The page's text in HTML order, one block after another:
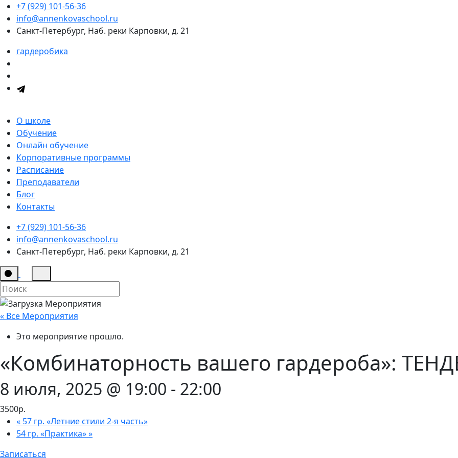
+7 (929) 101-56-36
info@annenkovaschool.ru
Санкт-Петербург, Наб. реки Карповки, д. 21
гардеробика
О школе
Обучение
Онлайн обучение
Корпоративные программы
Расписание
Преподаватели
Блог
Контакты
+7 (929) 101-56-36
info@annenkovaschool.ru
Санкт-Петербург, Наб. реки Карповки, д. 21
« Все Мероприятия
Это мероприятие прошло.
«Комбинаторность вашего гардероба»:
8 июля, 2025 @ 19:00 - 22:00
3500р.
« 57 гр. «Летние стили 2-я часть»
54 гр. «Практика»»
Записаться